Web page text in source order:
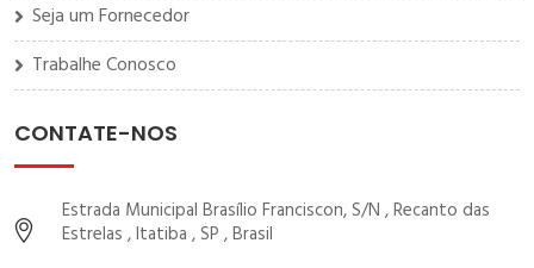
Seja um Fornecedor
Trabalhe Conosco
CONTATE-NOS
Estrada Municipal Brasílio Franciscon, S/N , Recanto das
Estrelas , Itatiba , SP , Brasil